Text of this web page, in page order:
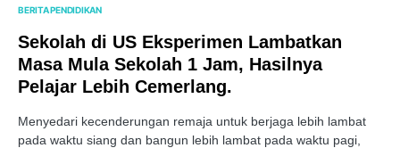
BERITA PENDIDIKAN
Sekolah di US Eksperimen Lambatkan
Masa Mula Sekolah 1 Jam, Hasilnya
Pelajar Lebih Cemerlang.
Menyedari kecenderungan remaja untuk berjaga lebih lambat
pada waktu siang dan bangun lebih lambat pada waktu pagi,